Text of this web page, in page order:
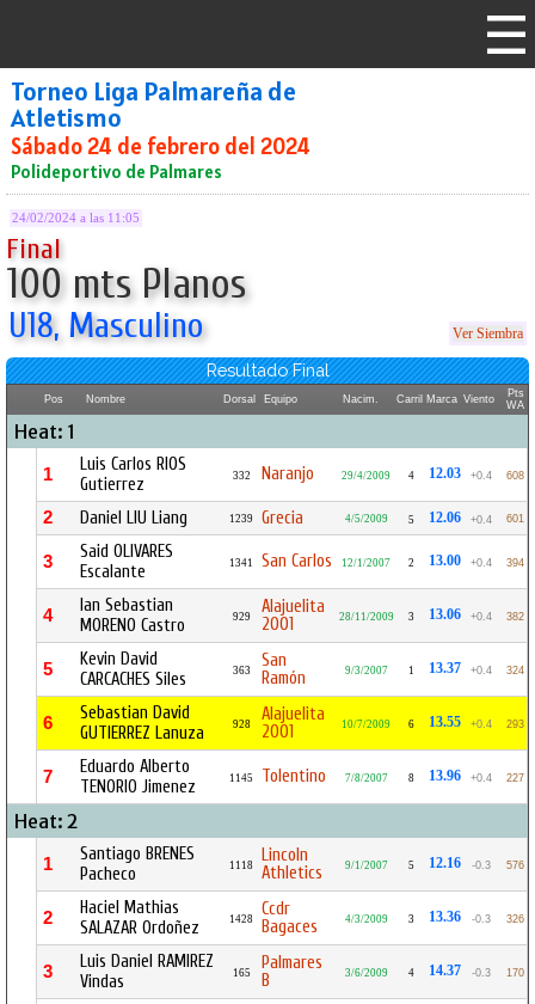
Torneo Liga Palmareña de
Atletismo
Sábado 24 de febrero del 2024
Polideportivo de Palmares
24/02/2024 a las 11:05
Final
100 mts Planos
U18, Masculino Ver Siembra
Resultado Final
Pos Nombre Dorsal Equipo Nacim. Carril Marca Viento
Pts
WA
Heat: 1
1
Luis Carlos RIOS
Gutierrez
332 Naranjo 29/4/2009 4 12.03 +0.4 608
2 Daniel LIU Liang 1239 Grecia 4/5/2009 5 12.06 +0.4 601
3
Said OLIVARES
Escalante
1341 San Carlos 12/1/2007 2 13.00 +0.4 394
4
Ian Sebastian
MORENO Castro
929
Alajuelita
2001
28/11/2009 3 13.06 +0.4 382
5
Kevin David
CARCACHES Siles
363
San
Ramón
9/3/2007 1 13.37 +0.4 324
6
Sebastian David
GUTIERREZ Lanuza
928
Alajuelita
2001
10/7/2009 6 13.55 +0.4 293
7
Eduardo Alberto
TENORIO Jimenez
1145 Tolentino 7/8/2007 8 13.96 +0.4 227
Heat: 2
1
Santiago BRENES
Pacheco
1118
Lincoln
Athletics
9/1/2007 5 12.16 -0.3 576
2
Haciel Mathias
SALAZAR Ordoñez
1428
Ccdr
Bagaces
4/3/2009 3 13.36 -0.3 326
3
Luis Daniel RAMIREZ
Vindas
165
Palmares
B
3/6/2009 4 14.37 -0.3 170